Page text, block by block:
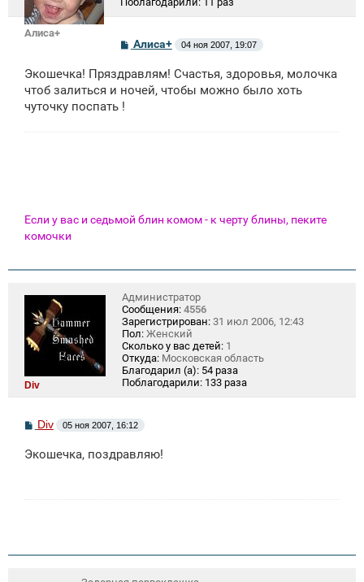
Алиса+
С
о
б
щ
Алиса+ 04 ноя 2007, 19:07
Экошечка! Пряздравлям! Счастья, здоровья, молочка
чтоб залиться и ночей, чтобы можно было хоть
чуточку поспать !
Если у вас и седьмой блин комом - к черту блины, пеките
комочки
Div
Администратор
Сообщения: 4556
Зарегистрирован: 31 июл 2006, 12:43
Пол: Женский
Сколько у вас детей: 1
Откуда: Московская область
Благодарил (а): 54 раза
Поблагодарили: 133 раза
С
о
б
Div 05 ноя 2007, 16:12
Экошечка, поздравляю!